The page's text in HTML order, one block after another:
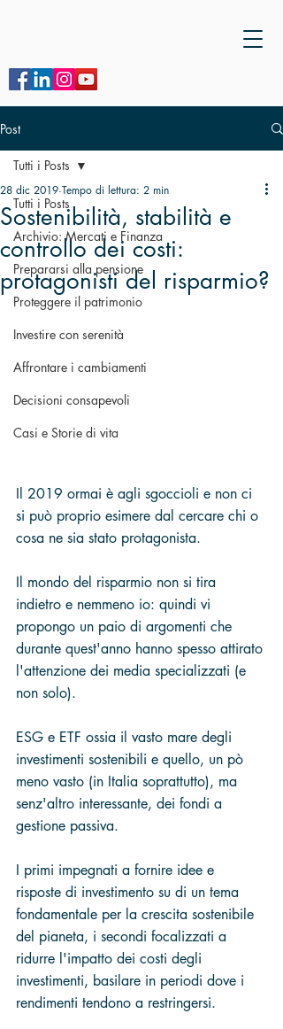
Post
Tutti i Posts
Archivio: Mercati e Finanza
Prepararsi alla pensione
Proteggere il patrimonio
Investire con serenità
Affrontare i cambiamenti
Decisioni consapevoli
Casi e Storie di vita
Tutti i Posts
Sostenibilità, stabilità e
controllo dei costi:
protagonisti del risparmio?
28 dic 2019 Tempo di lettura: 2 min
Il 2019 ormai è agli sgoccioli e non ci
si può proprio esimere dal cercare chi o
cosa ne sia stato protagonista.
Il mondo del risparmio non si tira
indietro e nemmeno io: quindi vi
propongo un paio di argomenti che
durante quest'anno hanno spesso attirato
l'attenzione dei media specializzati (e
non solo).
ESG e ETF ossia il vasto mare degli
investimenti sostenibili e quello, un pò
meno vasto (in Italia soprattutto), ma
senz'altro interessante, dei fondi a
gestione passiva.
I primi impegnati a fornire idee e
risposte di investimento su di un tema
fondamentale per la crescita sostenibile
del pianeta, i secondi focalizzati a
ridurre l'impatto dei costi degli
investimenti, basilare in periodi dove i
rendimenti tendono a restringersi.